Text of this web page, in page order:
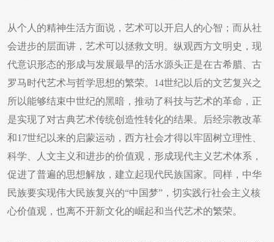
从个人的精神生活方面说，艺术可以开启人的心智；而从社
会进步的层面讲，艺术可以拯救文明。纵观西方文明史，现
代意识形态的形成与发展最早的活水源头正是在古希腊、古
罗马时代艺术与哲学思想的繁荣。14世纪以后的文艺复兴之
所以能够结束中世纪的黑暗，推动了科技与艺术的革命，正
是实现了对古典艺术传统创造性转化的结果。后经宗教改革
和17世纪以来的启蒙运动，西方社会才得以牢固树立理性、
科学、人文主义和进步的价值观，形成现代主义艺术体系，
促进了普遍的思想解放，建立起现代民族国家。同样，中华
民族要实现伟大民族复兴的“中国梦”，切实践行社会主义核
心价值观，也离不开新文化的崛起和当代艺术的繁荣。